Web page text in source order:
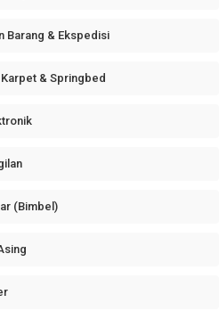
Barang & Ekspedisi
& Springbed
(Bimbel)